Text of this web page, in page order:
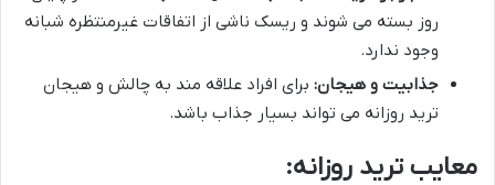
روز بسته می شوند و ریسک ناشی از اتفاقات غیرمنتظره شبانه
وجود ندارد.
جذابیت و هیجان: برای افراد علاقه مند به چالش و هیجان
ترید روزانه می تواند بسیار جذاب باشد.
معایب ترید روزانه: